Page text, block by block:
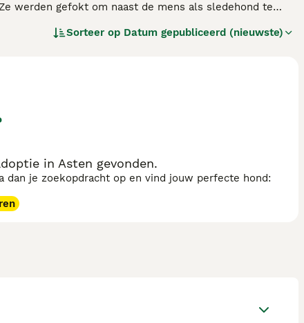
werden gefokt om naast de mens als sledehond te
"gedomesticeerd" zijn. In het kort betekent dit dat ze
Sorteer op Datum gepubliceerd (nieuwste)
in Asten gevonden.
je zoekopdracht op en vind jouw perfecte hond: